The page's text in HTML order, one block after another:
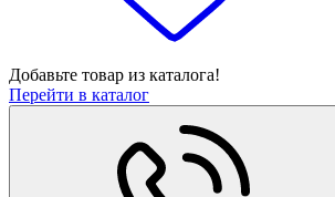
Добавьте товар из каталога!
Перейти в каталог